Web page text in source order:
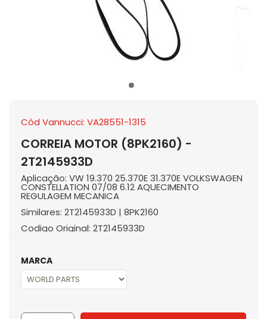
Cód Vannucci: VA28551-1315
CORREIA MOTOR (8PK2160) -
2T2145933D
Aplicação: VW 19.370 25.370E 31.370E VOLKSWAGEN
CONSTELLATION 07/08 6.12 AQUECIMENTO
REGULAGEM MECANICA
Similares: 2T2145933D | 8PK2160
Codigo Original: 2T2145933D
MARCA